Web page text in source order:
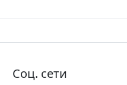
Соц. сети